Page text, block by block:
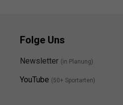
Folge Uns
Newsletter (in Planung)
YouTube (50+ Sportarten)